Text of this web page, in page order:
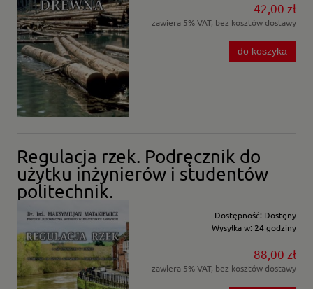
42,00 zł
zawiera 5% VAT, bez kosztów dostawy
do koszyka
Regulacja rzek. Podręcznik do
użytku inżynierów i studentów
politechnik.
Dostępność: Dostęny
Wysyłka w: 24 godziny
88,00 zł
zawiera 5% VAT, bez kosztów dostawy